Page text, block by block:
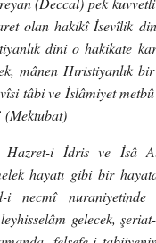
olan hakikî İsevîlik
dini o hakikate
mânen Hıristiyanlık
tâbi ve İslâmiyet
(Mektubat)
i İdris ve İsâ
hayatı gibi bir
i necmî
gelecek,